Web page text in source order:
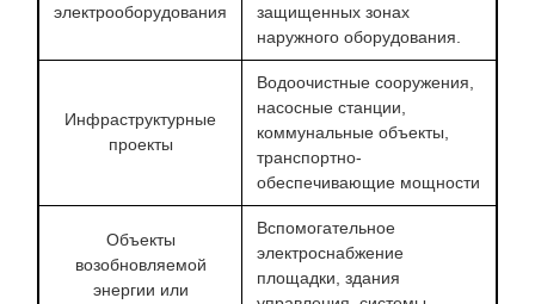
электрооборудования
защищенных зонах
наружного оборудования.
Инфраструктурные
проекты
Водоочистные сооружения,
насосные станции,
коммунальные объекты,
транспортно-
обеспечивающие мощности
Объекты
возобновляемой
энергии или
Вспомогательное
электроснабжение
площадки, здания